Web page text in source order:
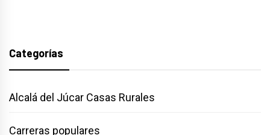
Categorías
Alcalá del Júcar Casas Rurales
Carreras populares